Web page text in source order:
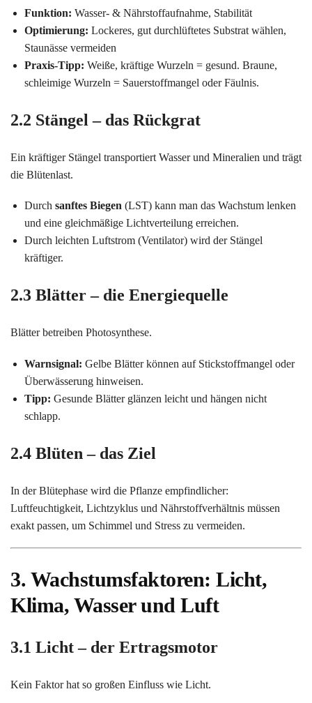
Funktion: Wasser- & Nährstoffaufnahme, Stabilität
Optimierung: Lockeres, gut durchlüftetes Substrat wählen,
Staunässe vermeiden
Praxis-Tipp: Weiße, kräftige Wurzeln = gesund. Braune,
schleimige Wurzeln = Sauerstoffmangel oder Fäulnis.
2.2 Stängel – das Rückgrat
Ein kräftiger Stängel transportiert Wasser und Mineralien und trägt
die Blütenlast.
Durch sanftes Biegen (LST) kann man das Wachstum lenken
und eine gleichmäßige Lichtverteilung erreichen.
Durch leichten Luftstrom (Ventilator) wird der Stängel
kräftiger.
2.3 Blätter – die Energiequelle
Blätter betreiben Photosynthese.
Warnsignal: Gelbe Blätter können auf Stickstoffmangel oder
Überwässerung hinweisen.
Tipp: Gesunde Blätter glänzen leicht und hängen nicht
schlapp.
2.4 Blüten – das Ziel
In der Blütephase wird die Pflanze empfindlicher:
Luftfeuchtigkeit, Lichtzyklus und Nährstoffverhältnis müssen
exakt passen, um Schimmel und Stress zu vermeiden.
3. Wachstumsfaktoren: Licht,
Klima, Wasser und Luft
3.1 Licht – der Ertragsmotor
Kein Faktor hat so großen Einfluss wie Licht.